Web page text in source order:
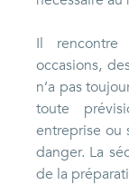
Il rencontre
occasions,
n’a pas
toute
entreprise ou
danger. La
de la